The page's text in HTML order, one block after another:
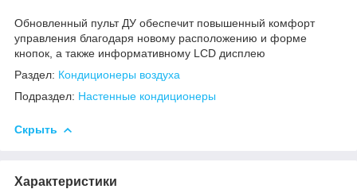
Обновленный пульт ДУ обеспечит повышенный комфорт
управления благодаря новому расположению и форме
кнопок, а также информативному LCD дисплею
Раздел: Кондиционеры воздуха
Подраздел: Настенные кондиционеры
Скрыть
Характеристики